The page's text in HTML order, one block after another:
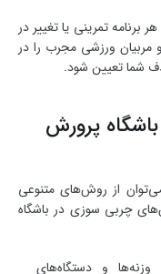
تمرینی یا تغییر در
ورزشی مجرب را در
شما تعیین شود.
پرورش
از روش‌های متنوعی
چربی سوزی در باشگاه
وزنه‌ها و دستگاه‌های